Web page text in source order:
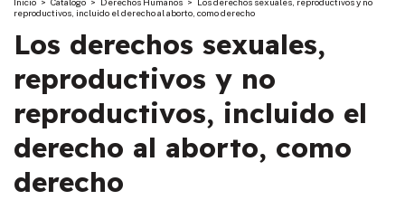
reproductivos, incluido el derecho al aborto, como derecho
Los derechos sexuales,
reproductivos y no
reproductivos, incluido el
derecho al aborto, como
derecho